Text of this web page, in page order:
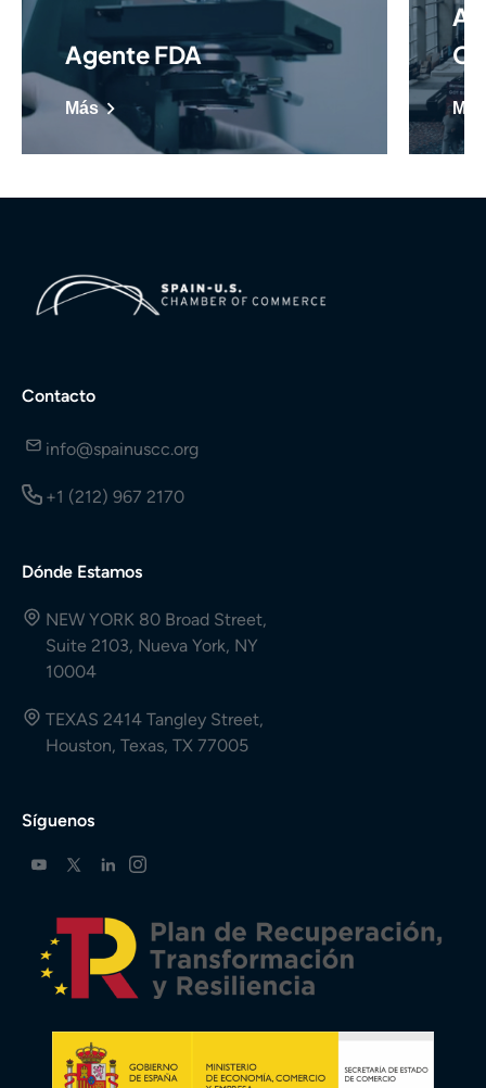
Agente FDA
Más Más
Contacto
info@spainuscc.org
+1 (212) 967 2170
Dónde Estamos
NEW YORK 80 Broad Street,
Suite 2103, Nueva York, NY
10004
TEXAS 2414 Tangley Street,
Houston, Texas, TX 77005
Síguenos